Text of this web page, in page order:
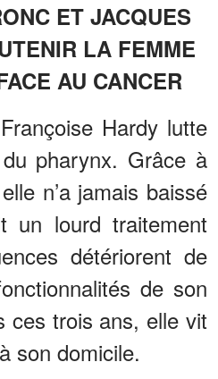
ET JACQUES
LA FEMME
AU CANCER
Hardy lutte
pharynx. Grâce à
n’a jamais baissé
un lourd traitement
détériorent de
de son
ces trois ans, elle vit
son domicile.